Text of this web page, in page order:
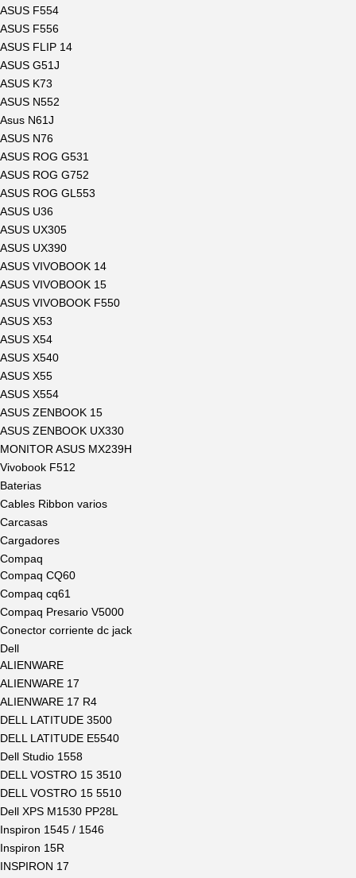
ASUS F554
ASUS F556
ASUS FLIP 14
ASUS G51J
ASUS K73
ASUS N552
Asus N61J
ASUS N76
ASUS ROG G531
ASUS ROG G752
ASUS ROG GL553
ASUS U36
ASUS UX305
ASUS UX390
ASUS VIVOBOOK 14
ASUS VIVOBOOK 15
ASUS VIVOBOOK F550
ASUS X53
ASUS X54
ASUS X540
ASUS X55
ASUS X554
ASUS ZENBOOK 15
ASUS ZENBOOK UX330
MONITOR ASUS MX239H
Vivobook F512
Baterias
Cables Ribbon varios
Carcasas
Cargadores
Compaq
Compaq CQ60
Compaq cq61
Compaq Presario V5000
Conector corriente dc jack
Dell
ALIENWARE
ALIENWARE 17
ALIENWARE 17 R4
DELL LATITUDE 3500
DELL LATITUDE E5540
Dell Studio 1558
DELL VOSTRO 15 3510
DELL VOSTRO 15 5510
Dell XPS M1530 PP28L
Inspiron 1545 / 1546
Inspiron 15R
INSPIRON 17